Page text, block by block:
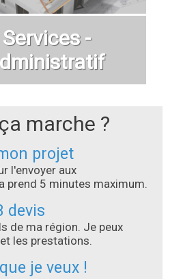
Services -
marche ?
projet
l'envoyer aux
prend 5 minutes maximum.
devis
de ma région. Je peux
les prestations.
je veux !